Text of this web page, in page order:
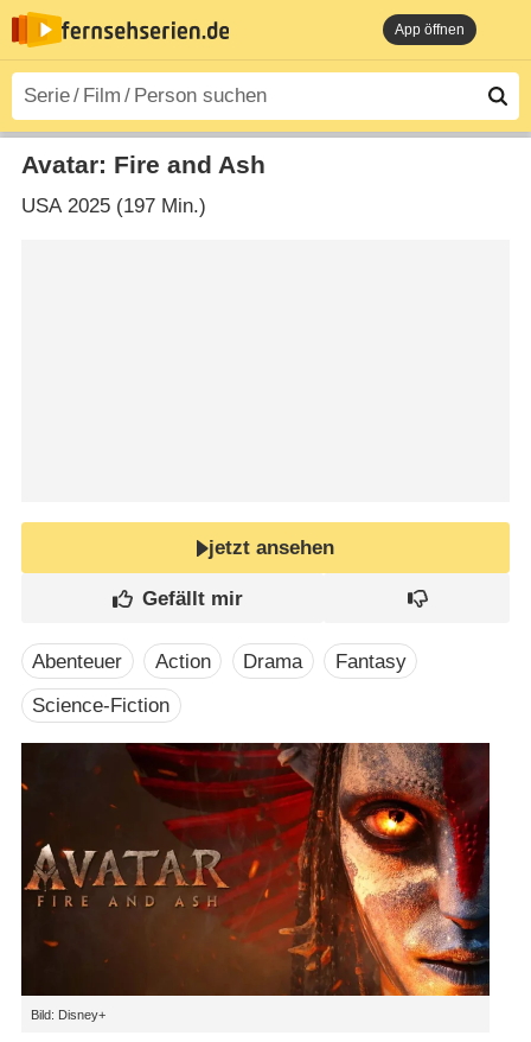
App öffnen
Avatar: Fire and Ash
USA2025 (197 Min.)
jetzt ansehen
Abenteuer Action Drama
Fantasy
Science-Fiction
Bild: Disney+